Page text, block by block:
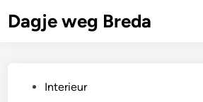
naarDagje weg Breda
Geplaatst
Interieur